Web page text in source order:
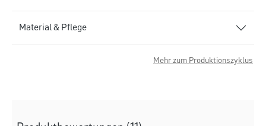
Material & Pflege
Mehr zum Produktionszyklus